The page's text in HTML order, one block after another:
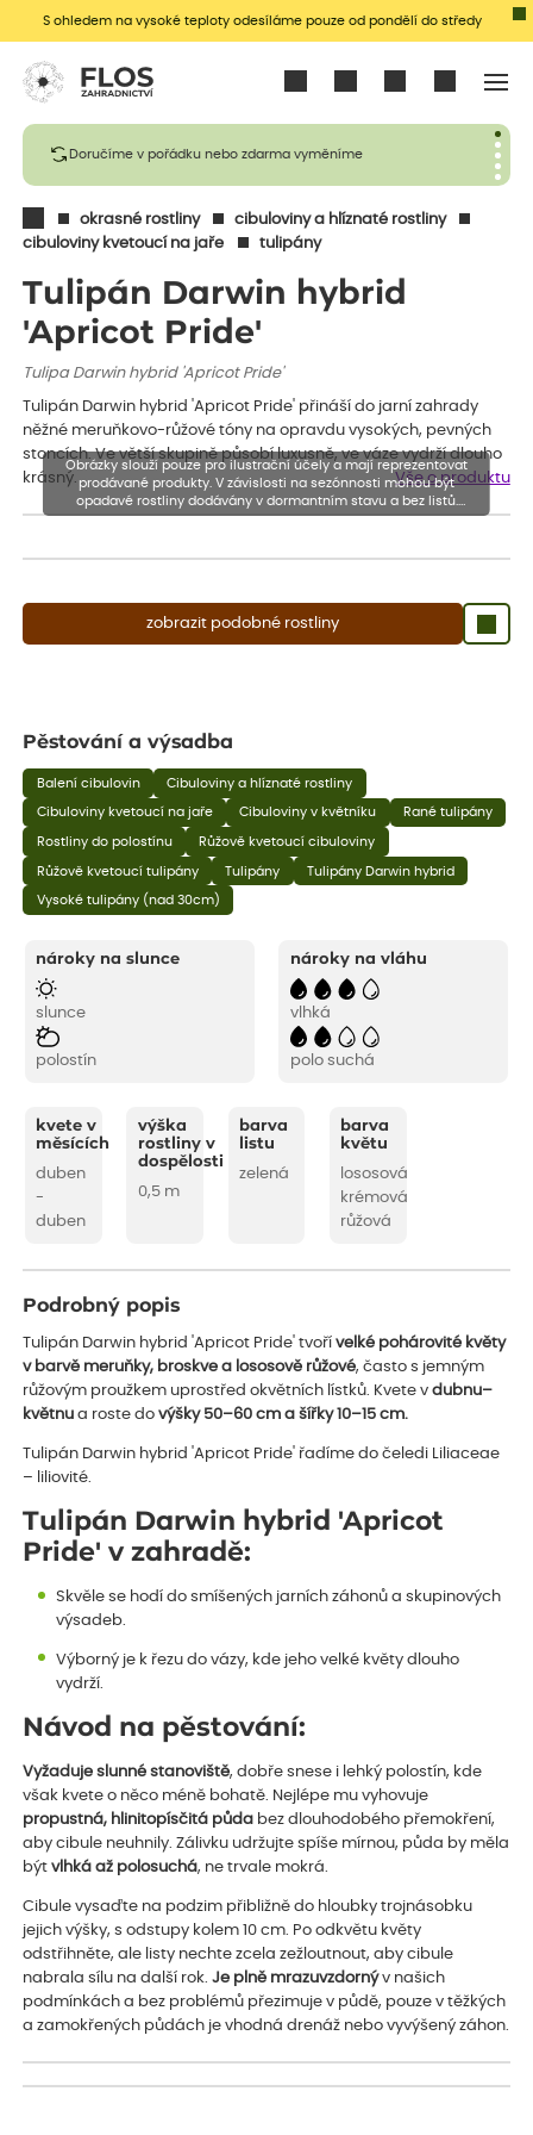
S ohledem na vysoké teploty odesíláme pouze od pondělí do středy
Doručíme v pořádku nebo zdarma vyměníme
okrasné rostliny
cibuloviny a hlíznaté rostliny
cibuloviny kvetoucí na jaře
tulipány
Tulipán Darwin hybrid
'Apricot Pride'
Tulipa Darwin hybrid 'Apricot Pride'
Tulipán Darwin hybrid 'Apricot Pride' přináší do jarní zahrady
něžné meruňkovo-růžové tóny na opravdu vysokých, pevných
stoncích. Ve větší skupině působí luxusně, ve váze vydrží dlouho
krásný.
Vše o produktu
zobrazit podobné rostliny
Obrázky slouží pouze pro ilustrační účely a mají reprezentovat
prodávané produkty. V závislosti na sezónnosti mohou být
opadavé rostliny dodávány v dormantním stavu a bez listů.
Rostliny mohou být také sestřiženy níže, než je uvedená výška,
Pěstování a výsadba
Balení cibulovin Cibuloviny a hlíznaté rostliny
Cibuloviny kvetoucí na jaře Cibuloviny v květníku Rané tulipány
Rostliny do polostínu Růžově kvetoucí cibuloviny
Růžově kvetoucí tulipány Tulipány Tulipány Darwin hybrid
Vysoké tulipány (nad 30cm)
nároky na slunce
slunce
polostín
nároky na vláhu
vlhká
polo suchá
kvete v
měsících
duben
-
duben
výška
rostliny v
dospělosti
0,5 m
barva
listu
zelená
barva
květu
lososová
krémová
růžová
Podrobný popis
Tulipán Darwin hybrid 'Apricot Pride' tvořívelké pohárovité květy
v barvě meruňky, broskve a lososově růžové, často s jemným
růžovým proužkem uprostřed okvětních lístků. Kvete vdubnu–
květnu a roste dovýšky 50–60 cm a šířky 10–15 cm.
Tulipán Darwin hybrid 'Apricot Pride' řadíme do čeledi Liliaceae
– liliovité.
Tulipán Darwin hybrid 'Apricot
Pride' v zahradě:
Skvěle se hodí do smíšených jarních záhonů a skupinových
výsadeb.
Výborný je k řezu do vázy, kde jeho velké květy dlouho
vydrží.
Návod na pěstování:
Vyžaduje slunné stanoviště, dobře snese i lehký polostín, kde
však kvete o něco méně bohatě. Nejlépe mu vyhovuje
propustná, hlinitopísčitá půda bez dlouhodobého přemokření,
aby cibule neuhnily. Zálivku udržujte spíše mírnou, půda by měla
býtvlhká až polosuchá, ne trvale mokrá.
Cibule vysaďte na podzim přibližně do hloubky trojnásobku
jejich výšky, s odstupy kolem 10 cm. Po odkvětu květy
odstřihněte, ale listy nechte zcela zežloutnout, aby cibule
nabrala sílu na další rok.Je plně mrazuvzdornýv našich
podmínkách a bez problémů přezimuje v půdě, pouze v těžkých
a zamokřených půdách je vhodná drenáž nebo vyvýšený záhon.